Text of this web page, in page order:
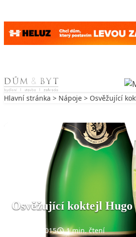
Skip to content
Hlavní stránka > Nápoje > Osvěžující
Osvěžující koktejl Hugo
29. 5. 2015 1 min. čtení